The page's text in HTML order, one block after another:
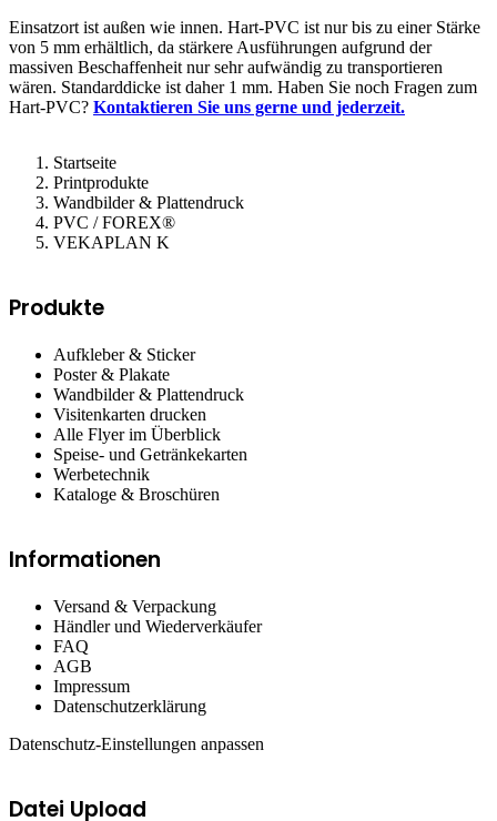
Einsatzort ist außen wie innen. Hart-PVC ist nur bis zu einer Stärke
von 5 mm erhältlich, da stärkere Ausführungen aufgrund der
massiven Beschaffenheit nur sehr aufwändig zu transportieren
wären. Standarddicke ist daher 1 mm. Haben Sie noch Fragen zum
Hart-PVC? Kontaktieren Sie uns gerne und jederzeit.
Startseite
Printprodukte
Wandbilder & Plattendruck
PVC / FOREX®
VEKAPLAN K
Produkte
Aufkleber & Sticker
Poster & Plakate
Wandbilder & Plattendruck
Visitenkarten drucken
Alle Flyer im Überblick
Speise- und Getränkekarten
Werbetechnik
Kataloge & Broschüren
Informationen
Versand & Verpackung
Händler und Wiederverkäufer
FAQ
AGB
Impressum
Datenschutzerklärung
Datenschutz-Einstellungen anpassen
Datei Upload